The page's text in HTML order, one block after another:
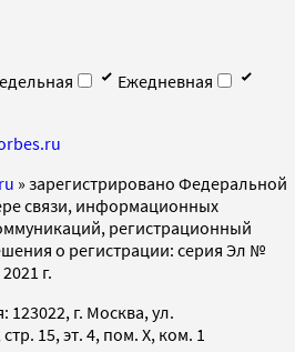
Ежедневная
» зарегистрировано Федеральной
связи, информационных
регистрационный
о регистрации: серия Эл №
г.
123022, г. Москва, ул.
15, эт. 4, пом. X, ком. 1